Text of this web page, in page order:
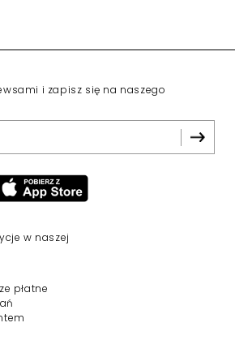
i zapisz się na naszego
w naszej
płatne